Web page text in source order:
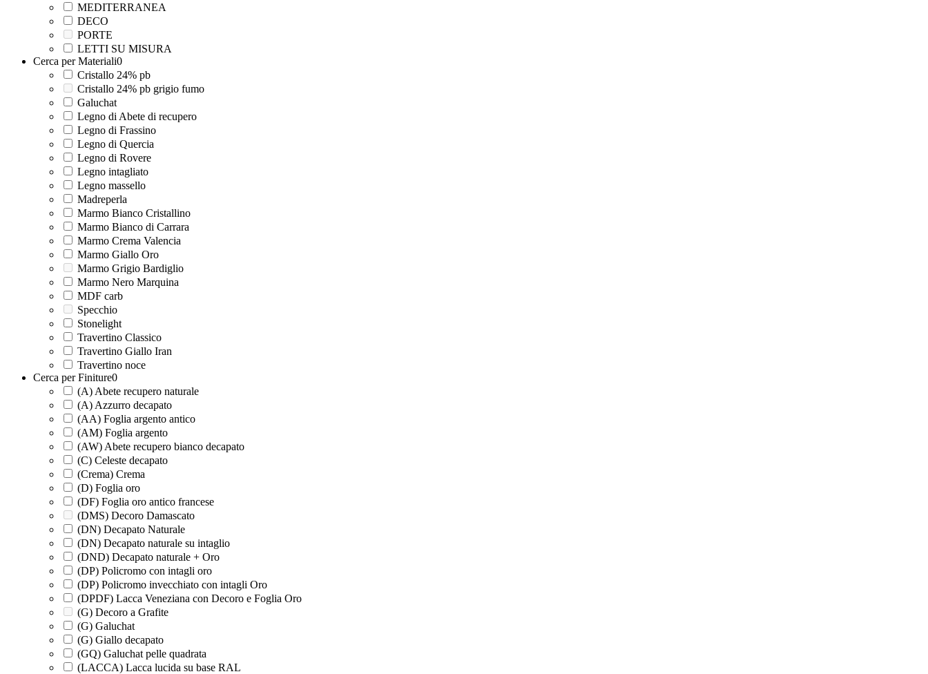
MEDITERRANEA
DECO
PORTE
LETTI SU MISURA
Cerca per Materiali0
Cristallo 24% pb
Cristallo 24% pb grigio fumo
Galuchat
Legno di Abete di recupero
Legno di Frassino
Legno di Quercia
Legno di Rovere
Legno intagliato
Legno massello
Madreperla
Marmo Bianco Cristallino
Marmo Bianco di Carrara
Marmo Crema Valencia
Marmo Giallo Oro
Marmo Grigio Bardiglio
Marmo Nero Marquina
MDF carb
Specchio
Stonelight
Travertino Classico
Travertino Giallo Iran
Travertino noce
Cerca per Finiture0
(A) Abete recupero naturale
(A) Azzurro decapato
(AA) Foglia argento antico
(AM) Foglia argento
(AW) Abete recupero bianco decapato
(C) Celeste decapato
(Crema) Crema
(D) Foglia oro
(DF) Foglia oro antico francese
(DMS) Decoro Damascato
(DN) Decapato Naturale
(DN) Decapato naturale su intaglio
(DND) Decapato naturale + Oro
(DP) Policromo con intagli oro
(DP) Policromo invecchiato con intagli Oro
(DPDF) Lacca Veneziana con Decoro e Foglia Oro
(G) Decoro a Grafite
(G) Galuchat
(G) Giallo decapato
(GQ) Galuchat pelle quadrata
(LACCA) Lacca lucida su base RAL